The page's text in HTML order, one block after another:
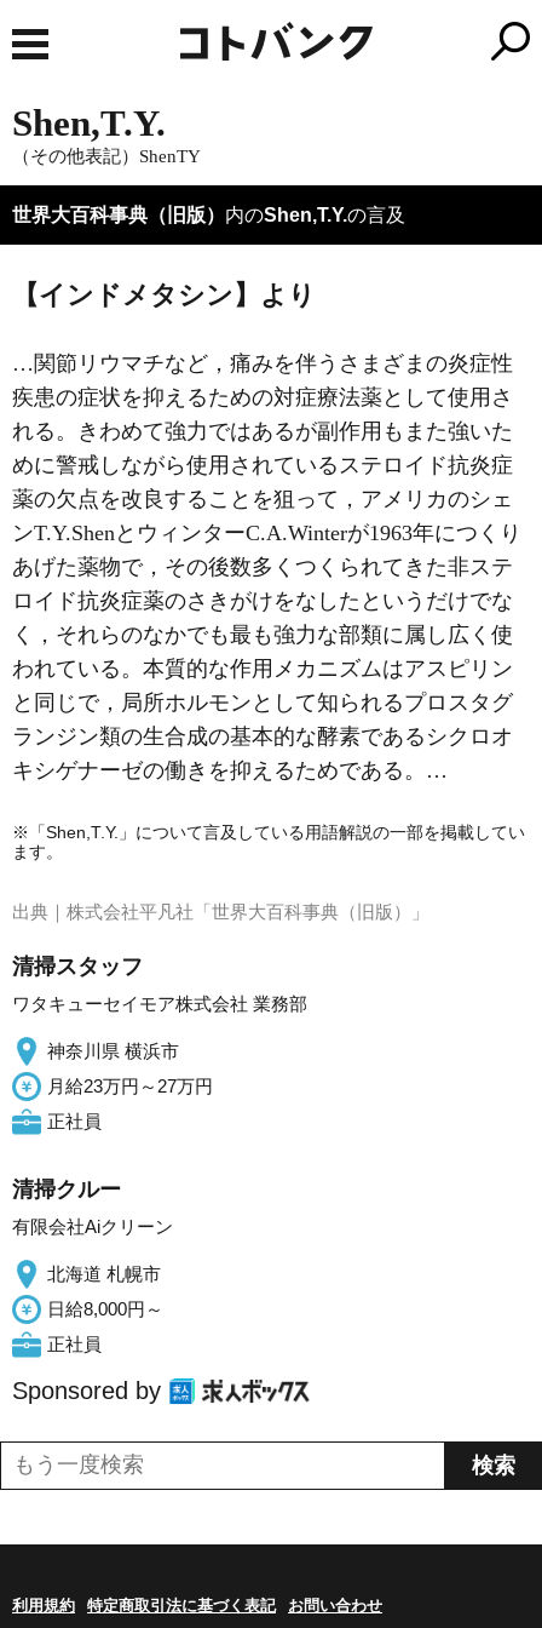
Shen,T.Y.
（その他表記）ShenTY
世界大百科事典（旧版） 内のShen,T.Y.の言及
【インドメタシン】より
…関節リウマチなど，痛みを伴うさまざまの炎症性
疾患の症状を抑えるための対症療法薬として使用さ
れる。きわめて強力ではあるが副作用もまた強いた
めに警戒しながら使用されているステロイド抗炎症
薬の欠点を改良することを狙って，アメリカのシェ
ンT.Y.ShenとウィンターC.A.Winterが1963年につくり
あげた薬物で，その後数多くつくられてきた非ステ
ロイド抗炎症薬のさきがけをなしたというだけでな
く，それらのなかでも最も強力な部類に属し広く使
われている。本質的な作用メカニズムはアスピリン
と同じで，局所ホルモンとして知られるプロスタグ
ランジン類の生合成の基本的な酵素であるシクロオ
キシゲナーゼの働きを抑えるためである。…
※「Shen,T.Y.」について言及している用語解説の一部を掲載してい
ます。
出典｜ 株式会社平凡社「世界大百科事典（旧版）」
清掃スタッフ
ワタキューセイモア株式会社 業務部
神奈川県 横浜市
月給23万円～27万円
正社員
清掃クルー
有限会社Aiクリーン
北海道 札幌市
日給8,000円～
正社員
Sponsored by
利用規約 特定商取引法に基づく表記 お問い合わせ